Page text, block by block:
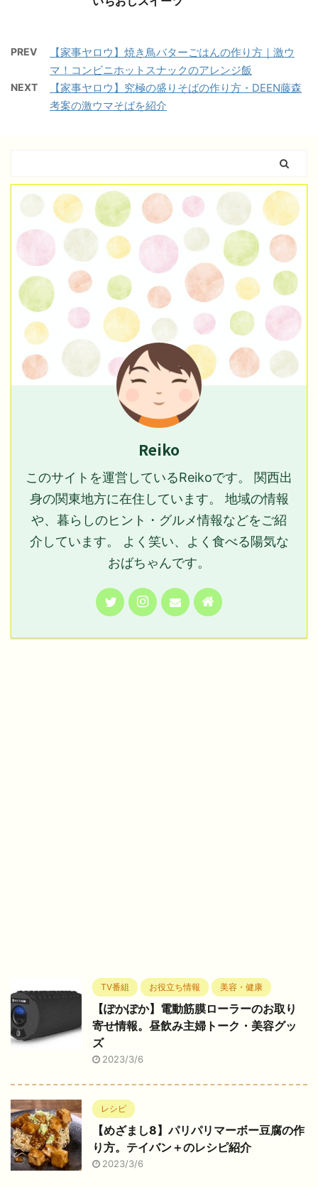
PREV
【家事ヤロウ】焼き鳥バターごはんの作り方｜激ウ
マ！コンビニホットスナックのアレンジ飯
NEXT
【家事ヤロウ】究極の盛りそばの作り方・DEEN藤森
考案の激ウマそばを紹介
Reiko
このサイトを運営しているReikoです。 関西出
身の関東地方に在住しています。 地域の情報
や、暮らしのヒント・グルメ情報などをご紹
介しています。 よく笑い、よく食べる陽気な
おばちゃんです。
TV番組 お役立ち情報 美容・健康
【ぽかぽか】電動筋膜ローラーのお取り
寄せ情報。昼飲み主婦トーク・美容グッ
ズ
2023/3/6
レシピ
【めざまし8】パリパリマーボー豆腐の作
り方。テイバン＋のレシピ紹介
2023/3/6